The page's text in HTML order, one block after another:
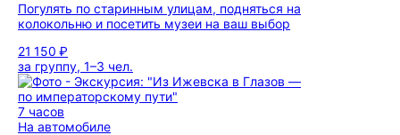
Погулять по старинным улицам, подняться на
колокольню и посетить музеи на ваш выбор
21 150 ₽
за группу, 1–3 чел.
7 часов
На автомобиле